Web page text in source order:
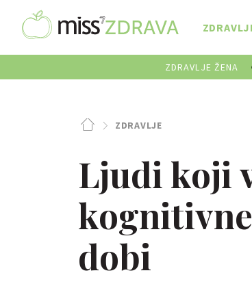
ZDRAVLJE ŽENA
ZDRAVLJE
Ljudi koji
dobi